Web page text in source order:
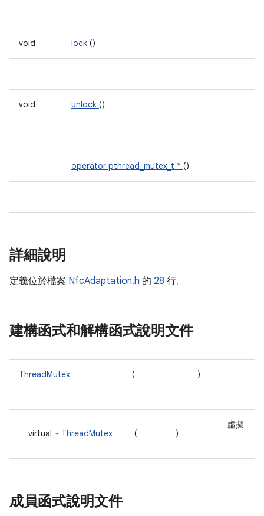
void lock ()
void unlock ()
operator pthread_mutex_t * ()
詳細說明
定義位於檔案 NfcAdaptation.h 的 28 行。
建構函式和解構函式說明文件
ThreadMutex ( )
virtual ~ ThreadMutex ( )
虛擬
成員函式說明文件